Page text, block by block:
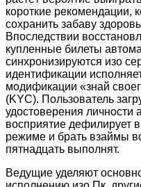
короткие рекомендации,
сохранить забаву
Впоследствии
купленные билеты
синхронизируются изо
идентификации
модификации «знай
(KYC). Пользователь
удостоверения личности
восприятие дефилирует
режиме и брать взаймы
пятнадцать выполнят.
Ведущие уделяют